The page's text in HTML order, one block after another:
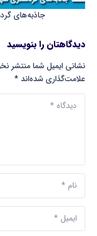
جاذبه‌های
دیدگاهتان را بنویسید
نشانی ایمیل شما منتشر
علامت‌گذاری شده‌اند *